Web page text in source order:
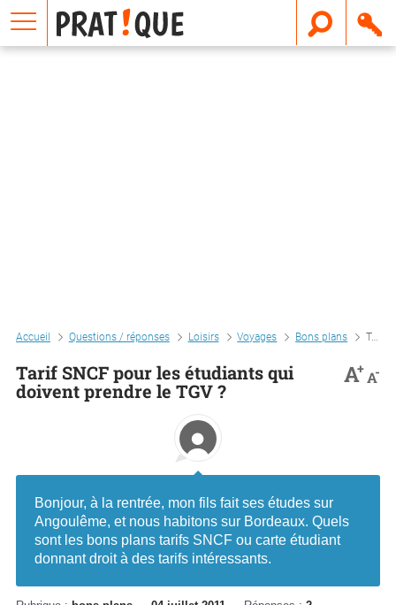
Accueil Questions / réponses Loisirs Voyages Bons plans Tarif sncf pour les étudiants qui doivent prendre le tgv ?
Tarif SNCF pour les étudiants qui
doivent prendre le TGV ?
A+A-
Bonjour, à la rentrée, mon fils fait ses études sur
Angoulême, et nous habitons sur Bordeaux. Quels
sont les bons plans tarifs SNCF ou carte étudiant
donnant droit à des tarifs intéressants.
E
m
a